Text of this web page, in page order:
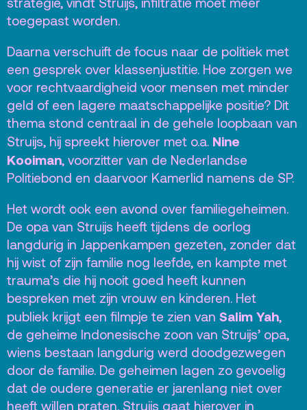
toegepast worden.
Daarna verschuift de focus naar de politiek met
een gesprek over klassenjustitie. Hoe zorgen we
voor rechtvaardigheid voor mensen met minder
geld of een lagere maatschappelijke positie? Dit
thema stond centraal in de gehele loopbaan van
Struijs, hij spreekt hierover met o.a. Nine
Kooiman, voorzitter van de Nederlandse
Politiebond en daarvoor Kamerlid namens de SP.
Het wordt ook een avond over familiegeheimen.
De opa van Struijs heeft tijdens de oorlog
langdurig in Jappenkampen gezeten, zonder dat
hij wist of zijn familie nog leefde, en kampte met
trauma’s die hij nooit goed heeft kunnen
bespreken met zijn vrouw en kinderen. Het
publiek krijgt een filmpje te zien van Salim Yah,
de geheime Indonesische zoon van Struijs’ opa,
wiens bestaan langdurig werd doodgezwegen
door de familie. De geheimen lagen zo gevoelig
dat de oudere generatie er jarenlang niet over
heeft willen praten. Struijs gaat hierover in